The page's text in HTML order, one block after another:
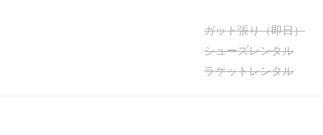
ガット張り（即日）
シューズレンタル
ラケットレンタル